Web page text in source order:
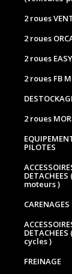
2 roues
2 roues
2 roues
2 roues FB
2 roues
PILOTES
moteurs )
CARENAGES
cycles )
FREINAGE